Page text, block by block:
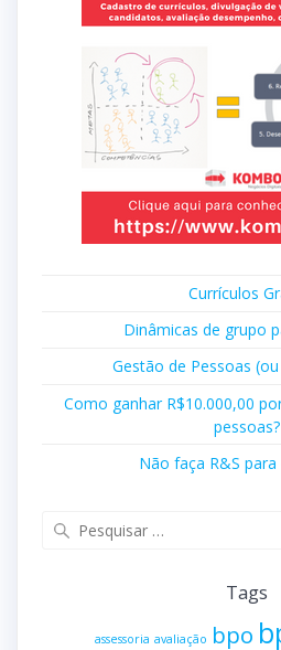
Currículos
Dinâmicas de grupo
Gestão de Pessoas
Como ganhar R$10.000,00
pessoas?
Não faça R&S para
Tags
assessoria avaliação bpo